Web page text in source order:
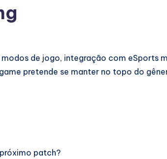
de jogo, integração com eSports
pretende se manter no topo do
patch?